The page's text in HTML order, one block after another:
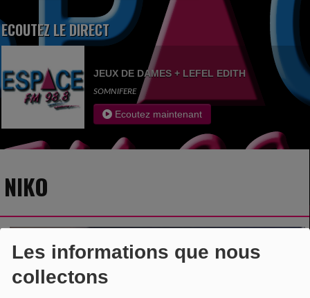
Les informations que nous
collectons
ECOUTEZ LE DIRECT
JEUX DE DAMES + LEFEL EDITH
SOMNIFERE
Ecoutez maintenant
NIKO